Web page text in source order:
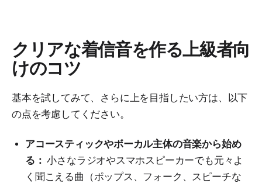
クリアな着信音を作る上級者向
けのコツ
基本を試してみて、さらに上を目指したい方は、以下
の点を考慮してください。
アコースティックやボーカル主体の音楽から始め
る： 小さなラジオやスマホスピーカーでも元々よ
く聞こえる曲（ポップス、フォーク、スピーチな